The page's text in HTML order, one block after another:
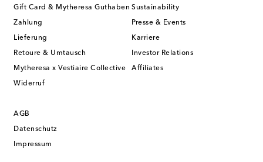
Gift Card & Mytheresa Guthaben
Zahlung
Lieferung
Retoure & Umtausch
Mytheresa x Vestiaire Collective
Widerruf
Sustainability
Presse & Events
Karriere
Investor Relations
Affiliates
AGB
Datenschutz
Impressum